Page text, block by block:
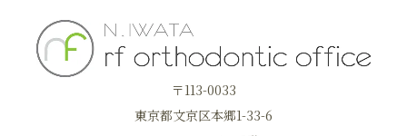
〒113-0033
東京都文京区本郷1-33-6